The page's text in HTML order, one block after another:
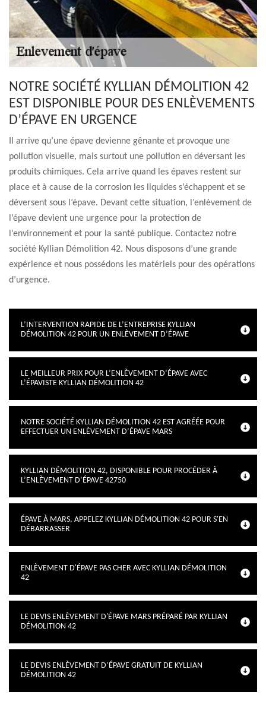
NOTRE SOCIÉTÉ KYLLIAN DÉMOLITION 42
EST DISPONIBLE POUR DES ENLÈVEMENTS
D’ÉPAVE EN URGENCE
Il arrive qu’une épave devienne gênante et provoque une
pollution visuelle, mais surtout une pollution en déversant les
produits chimiques. Cela arrive quand les épaves restent sur
place et à cause de la corrosion les liquides s’échappent et se
déversent sous l’épave. Devant cette situation, l’enlèvement de
l’épave devient une urgence pour la protection de
l’environnement et pour la santé publique. Contactez notre
société Kyllian Démolition 42. Nous disposons d’une grande
expérience et nous possédons les matériels pour des opérations
d’urgence.
L’INTERVENTION RAPIDE DE L’ENTREPRISE KYLLIAN
DÉMOLITION 42 POUR UN ENLÈVEMENT D’ÉPAVE
LE MEILLEUR PRIX POUR L’ENLÈVEMENT D’ÉPAVE AVEC
L’ÉPAVISTE KYLLIAN DÉMOLITION 42
NOTRE SOCIÉTÉ KYLLIAN DÉMOLITION 42 EST AGRÉÉE POUR
EFFECTUER UN ENLÈVEMENT D’ÉPAVE MARS
KYLLIAN DÉMOLITION 42, DISPONIBLE POUR PROCÉDER À
L’ENLÈVEMENT D’ÉPAVE 42750
ÉPAVE À MARS, APPELEZ KYLLIAN DÉMOLITION 42 POUR S'EN
DÉBARRASSER
ENLÈVEMENT D'ÉPAVE PAS CHER AVEC KYLLIAN DÉMOLITION
42
LE DEVIS ENLÈVEMENT D'ÉPAVE MARS PRÉPARÉ PAR KYLLIAN
DÉMOLITION 42
LE DEVIS ENLÈVEMENT D’ÉPAVE GRATUIT DE KYLLIAN
DÉMOLITION 42